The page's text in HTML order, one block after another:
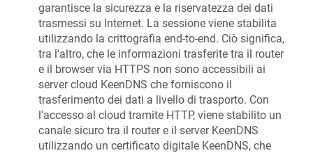
garantisce la sicurezza e la riservatezza dei dati
trasmessi su Internet. La sessione viene stabilita
utilizzando la crittografia end-to-end. Ciò significa,
tra l'altro, che le informazioni trasferite tra il router
e il browser via HTTPS non sono accessibili ai
server cloud KeenDNS che forniscono il
trasferimento dei dati a livello di trasporto. Con
l'accesso al cloud tramite HTTP, viene stabilito un
canale sicuro tra il router e il server KeenDNS
utilizzando un certificato digitale KeenDNS, che